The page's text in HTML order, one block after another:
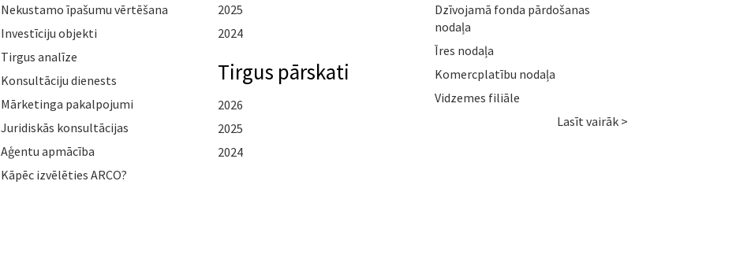
Nekustamo īpašumu vērtēšana
Investīciju objekti
Tirgus analīze
Konsultāciju dienests
Mārketinga pakalpojumi
Juridiskās konsultācijas
Aģentu apmācība
Kāpēc izvēlēties ARCO?
2025
2024
Tirgus pārskati
2026
2025
2024
Dzīvojamā fonda pārdošanas
nodaļa
Īres nodaļa
Komercplatību nodaļa
Vidzemes filiāle
Lasīt vairāk >